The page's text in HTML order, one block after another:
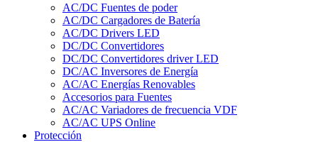
AC/DC Fuentes de poder
AC/DC Cargadores de Batería
AC/DC Drivers LED
DC/DC Convertidores
DC/DC Convertidores driver LED
DC/AC Inversores de Energía
AC/AC Energías Renovables
Accesorios para Fuentes
AC/AC Variadores de frecuencia VDF
AC/AC UPS Online
Protección